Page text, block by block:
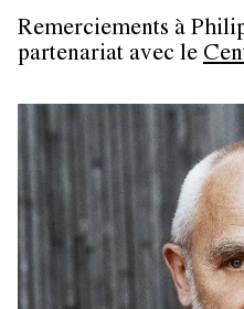
Remerciements à
partenariat avec le